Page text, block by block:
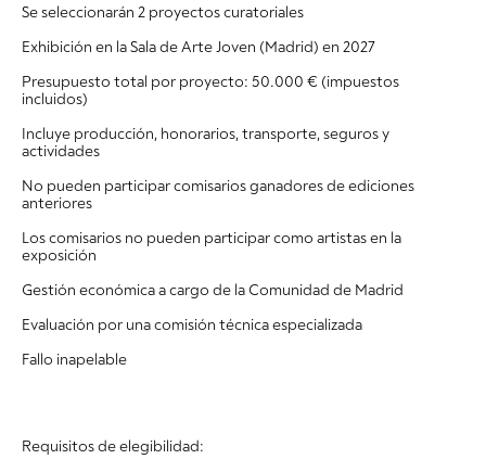
Se seleccionarán 2 proyectos curatoriales
Exhibición en la Sala de Arte Joven (Madrid) en 2027
Presupuesto total por proyecto: 50.000 € (impuestos
incluidos)
Incluye producción, honorarios, transporte, seguros y
actividades
No pueden participar comisarios ganadores de ediciones
anteriores
Los comisarios no pueden participar como artistas en la
exposición
Gestión económica a cargo de la Comunidad de Madrid
Evaluación por una comisión técnica especializada
Fallo inapelable
Requisitos de elegibilidad: